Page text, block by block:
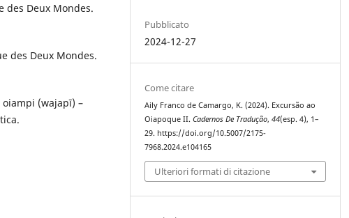
des Deux Mondes.
des Deux Mondes.
(wajapī) –
Pubblicato
2024-12-27
Come citare
Aily Franco de Camargo, K. (2024). Excursão ao
Oiapoque II.Cadernos De Tradução,44(esp. 4), 1–
29. https://doi.org/10.5007/2175-
7968.2024.e104165
Ulteriori formati di citazione